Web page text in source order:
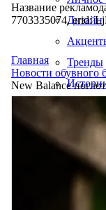
Дизайн
Тренды
Название
7703335074, erid:
Главная
Новости обувного
New Balance